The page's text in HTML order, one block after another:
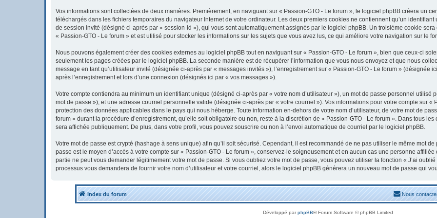
Vos informations sont collectées de deux manières. Premièrement, en naviguant sur « Passion-GTO - Le forum », le logiciel phpBB créera un
téléchargés dans les fichiers temporaires du navigateur Internet de votre ordinateur. Les deux premiers cookies ne contiennent qu’un
de session invité (désigné ci-après par « session-id »), qui vous sont automatiquement assignés par le logiciel phpBB. Un troisième cookie
« Passion-GTO - Le forum » et est utilisé pour stocker les informations sur les sujets que vous avez lus, ce qui améliore votre navigation sur le
Nous pouvons également créer des cookies externes au logiciel phpBB tout en naviguant sur « Passion-GTO - Le forum », bien que ceux-ci
seulement les pages créées par le logiciel phpBB. La seconde manière est de récupérer l’information que vous nous envoyez et que nous
message en tant qu’utilisateur invité (désignée ci-après par « messages invités »), l’enregistrement sur « Passion-GTO - Le forum » (désignée
après l’enregistrement et lors d’une connexion (désignés ici par « vos messages »).
Votre compte contiendra au minimum un identifiant unique (désigné ci-après par « votre nom d’utilisateur »), un mot de passe personnel
mot de passe »), et une adresse courriel personnelle valide (désignée ci-après par « votre courriel »). Vos informations pour votre compte sur «
protection des données applicables dans le pays qui nous héberge. Toute information en-dehors de votre nom d’utilisateur, de votre mot de
forum » durant la procédure d’enregistrement, qu’elle soit obligatoire ou non, reste à la discrétion de « Passion-GTO - Le forum ». Dans tous
sera affichée publiquement. De plus, dans votre profil, vous pouvez souscrire ou non à l’envoi automatique de courriel par le logiciel phpBB.
Votre mot de passe est crypté (hashage à sens unique) afin qu’il soit sécurisé. Cependant, il est recommandé de ne pas utiliser le même mot
passe est le moyen d’accès à votre compte sur « Passion-GTO - Le forum », conservez-le soigneusement et en aucun cas une personne
partie ne peut vous demander légitimement votre mot de passe. Si vous oubliez votre mot de passe, vous pouvez utiliser la fonction « J’ai
processus vous demandera de fournir votre nom d’utilisateur et votre courriel, alors le logiciel phpBB générera un nouveau mot de passe qui
Index du forum Nous
Développé parphpBB® Forum Software © phpBB Limited